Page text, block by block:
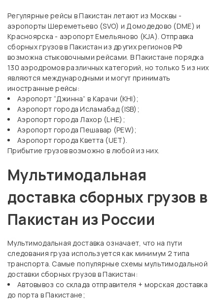
Регулярные рейсы в Пакистан летают из Москвы -
аэропорты Шереметьево (SVO) и Домодедово (DME) и
Красноярска - аэропорт Емельяново (KJA). Отправка
сборных грузов в Пакистан из других регионов РФ
возможна стыковочными рейсами. В Пакистане порядка
130 аэродромов различных категорий, но только 5 из них
являются международными и могут принимать
иностранные рейсы:
Аэропорт “Джинна” в Карачи (KHI);
Аэропорт города Исламабад (ISB);
Аэропорт города Лахор (LHE);
Аэропорт города Пешавар (PEW);
Аэропорт города Кветта (UET).
Прибытие грузов возможно в любой из них.
Мультимодальная
доставка сборных грузов в
Пакистан из России
Мультимодальная доставка означает, что на пути
следования груза используется как минимум 2 типа
транспорта. Самые популярные схемы мультимодальной
доставки сборных грузов в Пакистан:
Автовывоз со склада отправителя + морская доставка
до порта в Пакистане;